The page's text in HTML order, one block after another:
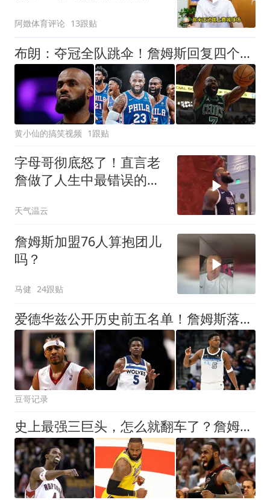
阿嬍体育评论 13跟贴
布朗：夺冠全队跳伞！詹姆斯回复四个字，让费城球迷倒吸一口凉气
黄小仙的搞笑视频 1跟贴
字母哥彻底怒了！直言老
詹做了人生中最错误的决
天气温云
詹姆斯加盟76人算抱团儿
吗？
马健 24跟贴
爱德华兹公开历史前五名单！詹姆斯落选，艾弗森入选引热议
豆哥记录
史上最强三巨头，怎么就翻车了？詹姆斯8分释兵权的原因是什么？